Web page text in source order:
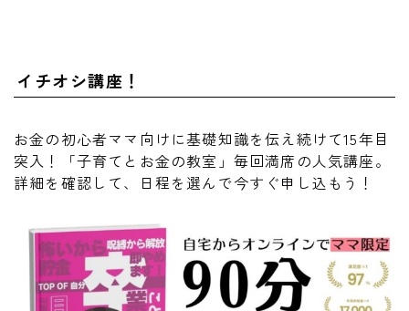
イチオシ講座！
お金の初心者ママ向けに基礎知識を伝え続けて15年目
突入！「子育てとお金の教室」毎回満席の人気講座。
詳細を確認して、日程を選んで今すぐ申し込もう！